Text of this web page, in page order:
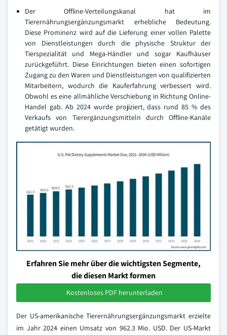
Der Offline-Verteilungskanal hat im
Tierernährungsergänzungsmarkt erhebliche Bedeutung.
Diese Prominenz wird auf die Lieferung einer vollen Palette
von Dienstleistungen durch die physische Struktur der
Tierspezialität und Mega-Händler und sogar Kaufhäuser
zurückgeführt. Diese Einrichtungen bieten einen sofortigen
Zugang zu den Waren und Dienstleistungen von qualifizierten
Mitarbeitern, wodurch die Kauferfahrung verbessert wird.
Obwohl es eine allmähliche Verschiebung in Richtung Online-
Handel gab. Ab 2024 wurde projiziert, dass rund 85 % des
Verkaufs von Tierergänzungsmitteln durch Offline-Kanäle
getätigt wurden.
Erfahren Sie mehr über die wichtigsten Segmente,
die diesen Markt formen
Kostenloses PDF herunterladen
Der US-amerikanische Tierernährungsergänzungsmarkt erzielte
im Jahr 2024 einen Umsatz von 962.3 Mio. USD. Der US-Markt